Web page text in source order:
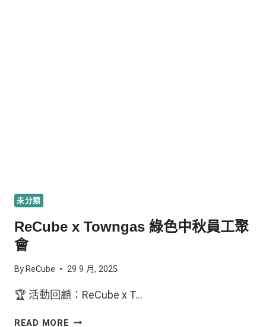
未分類
ReCube x Towngas 綠色中秋員工聚
會
By ReCube 29 9 月, 2025
🏆 活動回顧：ReCube x T…
READ MORE